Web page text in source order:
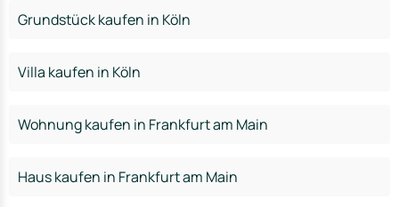
Grundstück kaufen in Köln
Villa kaufen in Köln
Wohnung kaufen in Frankfurt am Main
Haus kaufen in Frankfurt am Main